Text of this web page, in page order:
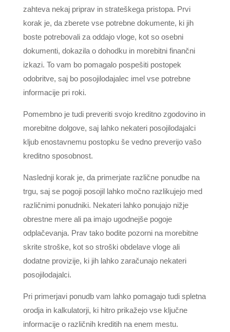
zahteva nekaj priprav in strateškega pristopa. Prvi
korak je, da zberete vse potrebne dokumente, ki jih
boste potrebovali za oddajo vloge, kot so osebni
dokumenti, dokazila o dohodku in morebitni finančni
izkazi. To vam bo pomagalo pospešiti postopek
odobritve, saj bo posojilodajalec imel vse potrebne
informacije pri roki.
Pomembno je tudi preveriti svojo kreditno zgodovino in
morebitne dolgove, saj lahko nekateri posojilodajalci
kljub enostavnemu postopku še vedno preverijo vašo
kreditno sposobnost.
Naslednji korak je, da primerjate različne ponudbe na
trgu, saj se pogoji posojil lahko močno razlikujejo med
različnimi ponudniki. Nekateri lahko ponujajo nižje
obrestne mere ali pa imajo ugodnejše pogoje
odplačevanja. Prav tako bodite pozorni na morebitne
skrite stroške, kot so stroški obdelave vloge ali
dodatne provizije, ki jih lahko zaračunajo nekateri
posojilodajalci.
Pri primerjavi ponudb vam lahko pomagajo tudi spletna
orodja in kalkulatorji, ki hitro prikažejo vse ključne
informacije o različnih kreditih na enem mestu.